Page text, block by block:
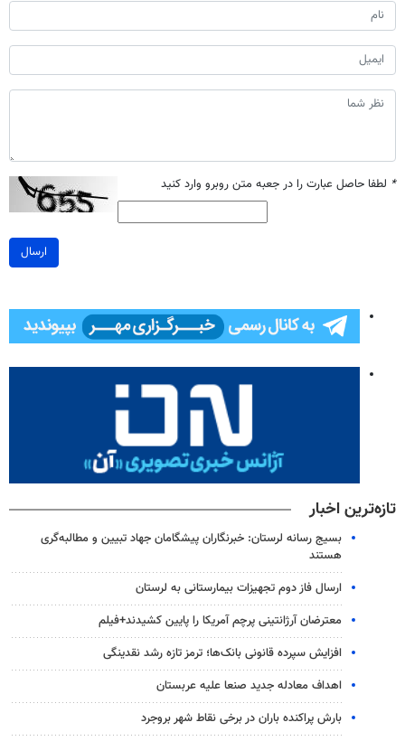
* لطفا حاصل عبارت را در جعبه متن روبرو وارد کنید
ارسال
تازه‌ترین اخبار
بسیج رسانه لرستان: خبرنگاران پیشگامان جهاد تبیین و مطالبه‌گری
هستند
ارسال فاز دوم تجهیزات بیمارستانی به لرستان
معترضان آرژانتینی پرچم آمریکا را پایین کشیدند+فیلم
افزایش سپرده قانونی بانک‌ها؛ ترمز تازه رشد نقدینگی
اهداف معادله جدید صنعا علیه عربستان
بارش پراکنده باران در برخی نقاط شهر بروجرد